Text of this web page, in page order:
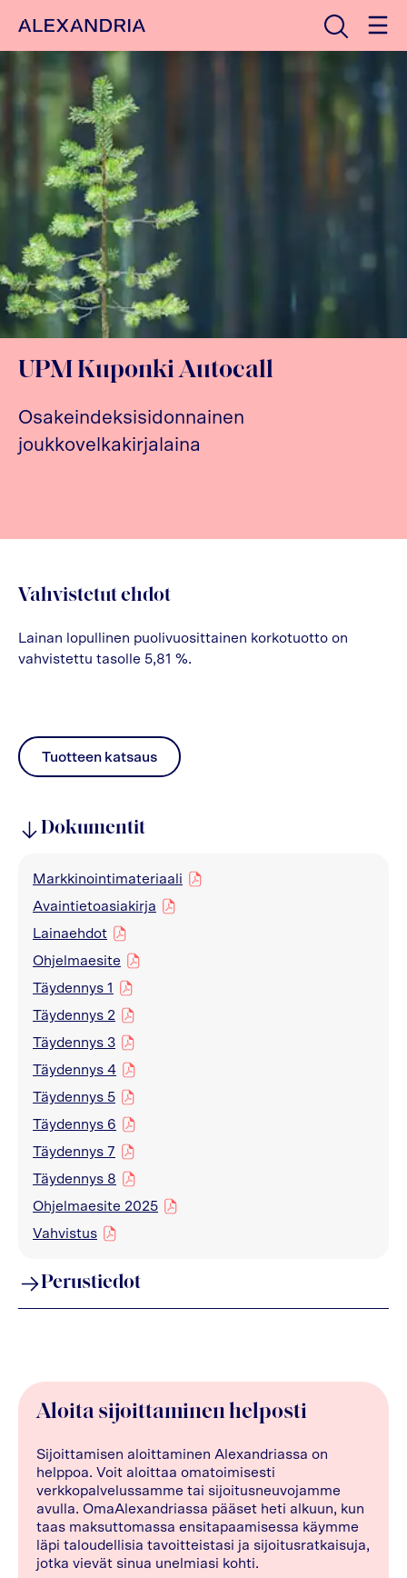
Etusivulle Avaa haku
UPM Kuponki Autocall
Osakeindeksisidonnainen
joukkovelkakirjalaina
Vahvistetut ehdot
Lainan lopullinen puolivuosittainen korkotuotto on
vahvistettu tasolle 5,81 %.
Tuotteen katsaus
pdf
Dokumentit
Markkinointimateriaali
pdf
Avaintietoasiakirja
pdf
Lainaehdot
pdf
Ohjelmaesite
pdf
Täydennys 1
pdf
Täydennys 2
pdf
Täydennys 3
pdf
Täydennys 4
pdf
Täydennys 5
pdf
Täydennys 6
pdf
Täydennys 7
pdf
Täydennys 8
pdf
Ohjelmaesite 2025
pdf
Vahvistus
pdf
Perustiedot
Aloita sijoittaminen helposti
Sijoittamisen aloittaminen Alexandriassa on
helppoa. Voit aloittaa omatoimisesti
verkkopalvelussamme tai sijoitusneuvojamme
avulla. OmaAlexandriassa pääset heti alkuun, kun
taas maksuttomassa ensitapaamisessa käymme
läpi taloudellisia tavoitteistasi ja sijoitusratkaisuja,
jotka vievät sinua unelmiasi kohti.